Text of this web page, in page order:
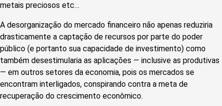
metais preciosos etc…
A desorganização do mercado financeiro não apenas reduziria
drasticamente a captação de recursos por parte do poder
público (e portanto sua capacidade de investimento) como
também desestimularia as aplicações — inclusive as produtivas
— em outros setores da economia, pois os mercados se
encontram interligados, conspirando contra a meta de
recuperação do crescimento econômico.